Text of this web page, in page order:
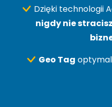
Dzięki technologii
nigdy nie
Geo Tag